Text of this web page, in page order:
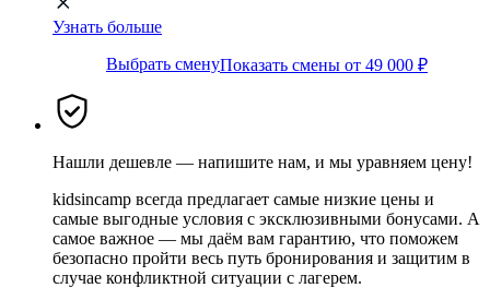
Узнать больше
Выбрать сменуПоказать смены от 49 000 ₽
Нашли дешевле — напишите нам, и мы уравняем цену!
kidsincamp всегда предлагает самые низкие цены и
самые выгодные условия с эксклюзивными бонусами. А
самое важное — мы даём вам гарантию, что поможем
безопасно пройти весь путь бронирования и защитим в
случае конфликтной ситуации с лагерем.